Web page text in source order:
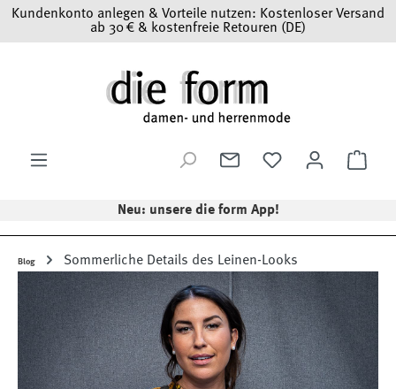
Zum Hauptinhalt springen
Kundenkonto anlegen & Vorteile nutzen: Kostenloser Versand
ab 30 € & kostenfreie Retouren (DE)
Neu: unsere die form App!
Blog Sommerliche Details des Leinen-Looks